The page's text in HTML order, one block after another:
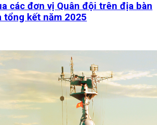
các đơn vị Quân đội trên địa bàn
tổng kết năm 2025